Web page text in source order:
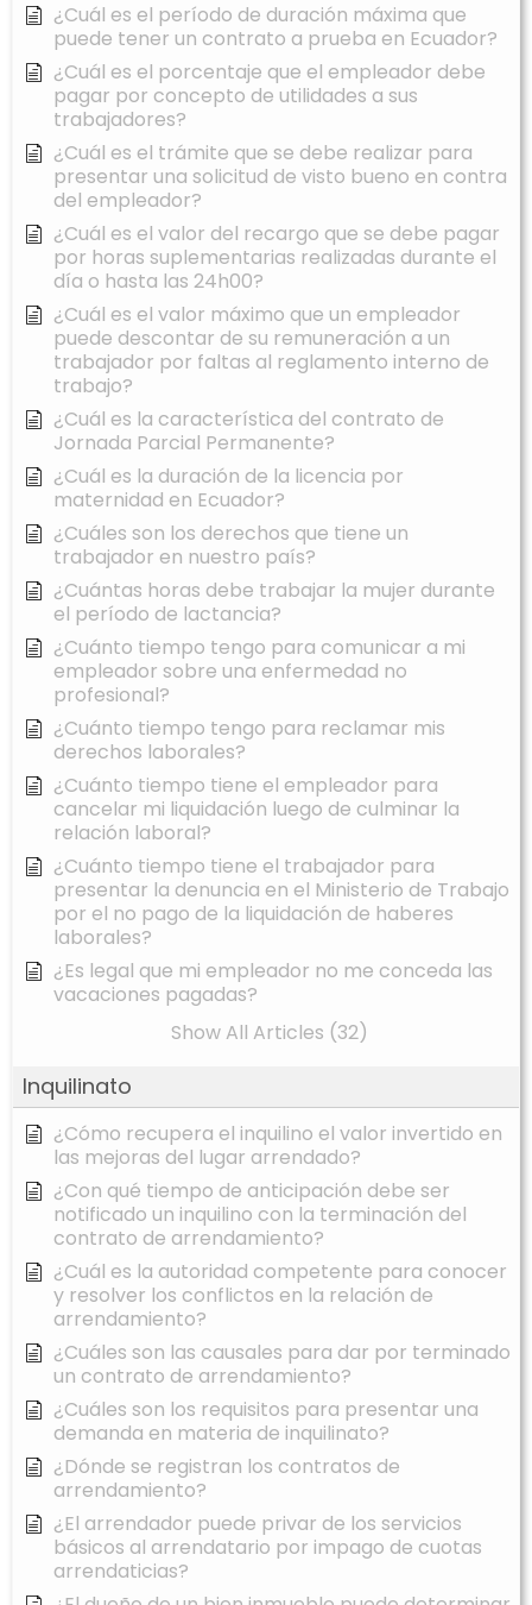
¿Cuál es el período de duración máxima que
puede tener un contrato a prueba en Ecuador?
¿Cuál es el porcentaje que el empleador debe
pagar por concepto de utilidades a sus
trabajadores?
¿Cuál es el trámite que se debe realizar para
presentar una solicitud de visto bueno en contra
del empleador?
¿Cuál es el valor del recargo que se debe pagar
por horas suplementarias realizadas durante el
día o hasta las 24h00?
¿Cuál es el valor máximo que un empleador
puede descontar de su remuneración a un
trabajador por faltas al reglamento interno de
trabajo?
¿Cuál es la característica del contrato de
Jornada Parcial Permanente?
¿Cuál es la duración de la licencia por
maternidad en Ecuador?
¿Cuáles son los derechos que tiene un
trabajador en nuestro país?
¿Cuántas horas debe trabajar la mujer durante
el período de lactancia?
¿Cuánto tiempo tengo para comunicar a mi
empleador sobre una enfermedad no
profesional?
¿Cuánto tiempo tengo para reclamar mis
derechos laborales?
¿Cuánto tiempo tiene el empleador para
cancelar mi liquidación luego de culminar la
relación laboral?
¿Cuánto tiempo tiene el trabajador para
presentar la denuncia en el Ministerio de Trabajo
por el no pago de la liquidación de haberes
laborales?
¿Es legal que mi empleador no me conceda las
vacaciones pagadas?
Show All Articles (32)
Inquilinato
¿Cómo recupera el inquilino el valor invertido en
las mejoras del lugar arrendado?
¿Con qué tiempo de anticipación debe ser
notificado un inquilino con la terminación del
contrato de arrendamiento?
¿Cuál es la autoridad competente para conocer
y resolver los conflictos en la relación de
arrendamiento?
¿Cuáles son las causales para dar por terminado
un contrato de arrendamiento?
¿Cuáles son los requisitos para presentar una
demanda en materia de inquilinato?
¿Dónde se registran los contratos de
arrendamiento?
¿El arrendador puede privar de los servicios
básicos al arrendatario por impago de cuotas
arrendaticias?